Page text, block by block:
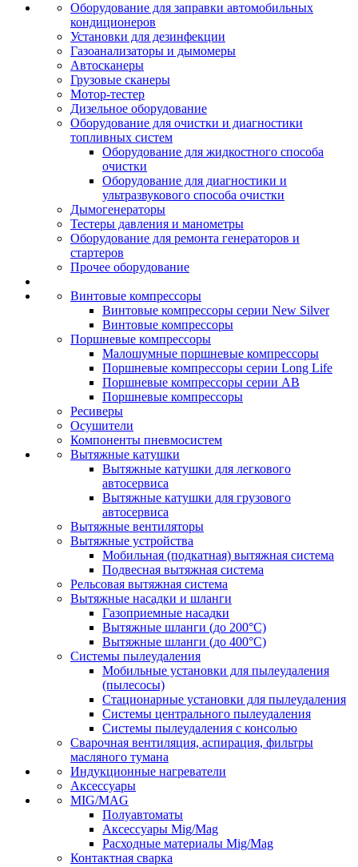
Оборудование для заправки автомобильных
кондиционеров
Установки для дезинфекции
Газоанализаторы и дымомеры
Автосканеры
Грузовые сканеры
Мотор-тестер
Дизельное оборудование
Оборудование для очистки и диагностики
топливных систем
Оборудование для жидкостного способа
очистки
Оборудование для диагностики и
ультразвукового способа очистки
Дымогенераторы
Тестеры давления и манометры
Оборудование для ремонта генераторов и
стартеров
Прочее оборудование
Винтовые компрессоры
Винтовые компрессоры серии New Silver
Винтовые компрессоры
Поршневые компрессоры
Малошумные поршневые компрессоры
Поршневые компрессоры серии Long Life
Поршневые компрессоры серии AB
Поршневые компрессоры
Ресиверы
Осушители
Компоненты пневмосистем
Вытяжные катушки
Вытяжные катушки для легкового
автосервиса
Вытяжные катушки для грузового
автосервиса
Вытяжные вентиляторы
Вытяжные устройства
Мобильная (подкатная) вытяжная система
Подвесная вытяжная система
Рельсовая вытяжная система
Вытяжные насадки и шланги
Газоприемные насадки
Вытяжные шланги (до 200°C)
Вытяжные шланги (до 400°C)
Системы пылеудаления
Мобильные установки для пылеудаления
(пылесосы)
Стационарные установки для пылеудаления
Системы центрального пылеудаления
Системы пылеудаления с консолью
Сварочная вентиляция, аспирация, фильтры
масляного тумана
Индукционные нагреватели
Аксессуары
MIG/MAG
Полуавтоматы
Аксессуары Mig/Mag
Расходные материалы Mig/Mag
Контактная сварка